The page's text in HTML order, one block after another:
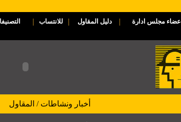
| للانتساب | دليل المقاول | اعضاء مجلس ادارة
أخبار ونشاطات / المقاول